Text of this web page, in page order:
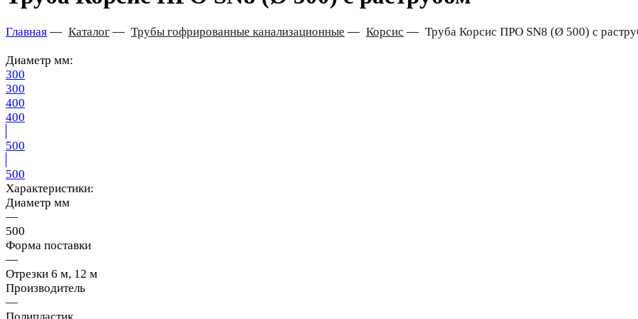
Главная — Каталог— Трубы гофрированные канализационные — Корсис — Труба Корсис ПРО SN8 (Ø 500) с
Диаметр мм:
300
300
400
400
500
500
Характеристики:
Диаметр мм
—
500
Форма поставки
—
Отрезки 6 м, 12 м
Производитель
—